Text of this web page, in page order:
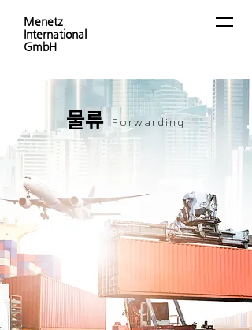
Menetz
International
GmbH
물류Forwarding